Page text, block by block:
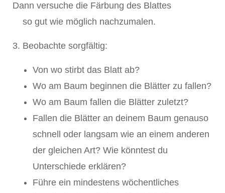
Dann versuche die Färbung des Blattes
so gut wie möglich nachzumalen.
3. Beobachte sorgfältig:
Von wo stirbt das Blatt ab?
Wo am Baum beginnen die Blätter zu fallen?
Wo am Baum fallen die Blätter zuletzt?
Fallen die Blätter an deinem Baum genauso
schnell oder langsam wie an einem anderen
der gleichen Art? Wie könntest du
Unterschiede erklären?
Führe ein mindestens wöchentliches